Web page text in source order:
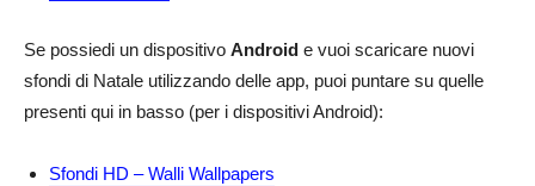
Se possiedi un dispositivo Android e vuoi scaricare nuovi
sfondi di Natale utilizzando delle app, puoi puntare su quelle
presenti qui in basso (per i dispositivi Android):
Sfondi HD – Walli Wallpapers